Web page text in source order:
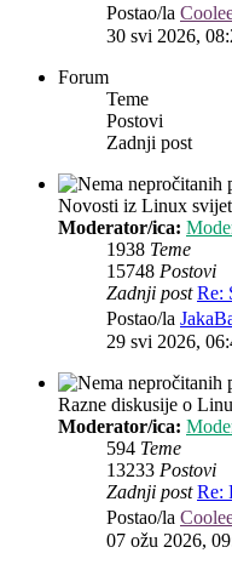
Postao/la
30 svi 2026,
Forum
Teme
Postovi
Zadnji post
Novosti iz Linux
Moderator/ica:
1938 Teme
15748 Postovi
Zadnji post Re:
Postao/la
29 svi 2026,
Razne diskusije o
Moderator/ica:
594 Teme
13233 Postovi
Zadnji post Re:
Postao/la
07 ožu 2026,